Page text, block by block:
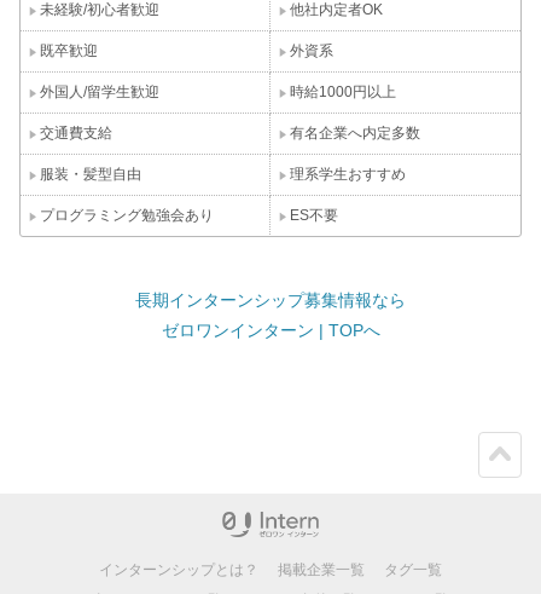
未経験/初心者歓迎 他社内定者OK
既卒歓迎 外資系
外国人/留学生歓迎 時給1000円以上
交通費支給 有名企業へ内定多数
服装・髪型自由 理系学生おすすめ
プログラミング勉強会あり ES不要
長期インターンシップ募集情報なら
ゼロワンインターン | TOPへ
インターンシップとは？ 掲載企業一覧
タグ一覧